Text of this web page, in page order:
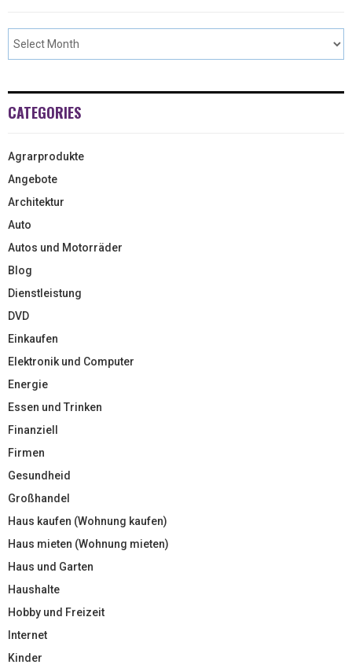
CATEGORIES
Agrarprodukte
Angebote
Architektur
Auto
Autos und Motorräder
Blog
Dienstleistung
DVD
Einkaufen
Elektronik und Computer
Energie
Essen und Trinken
Finanziell
Firmen
Gesundheid
Großhandel
Haus kaufen (Wohnung kaufen)
Haus mieten (Wohnung mieten)
Haus und Garten
Haushalte
Hobby und Freizeit
Internet
Kinder